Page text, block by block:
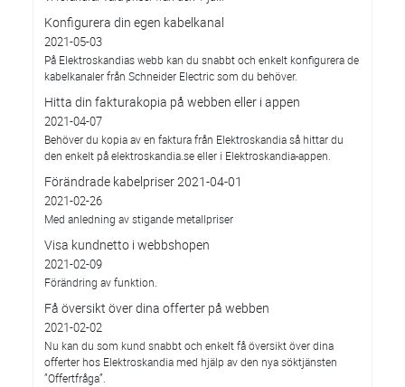
Konfigurera din egen kabelkanal
2021-05-03
På Elektroskandias webb kan du snabbt och enkelt konfigurera de
kabelkanaler från Schneider Electric som du behöver.
Hitta din fakturakopia på webben eller i appen
2021-04-07
Behöver du kopia av en faktura från Elektroskandia så hittar du
den enkelt på elektroskandia.se eller i Elektro­skandia-appen.
Förändrade kabelpriser 2021-04-01
2021-02-26
Med anledning av stigande metallpriser
Visa kundnetto i webbshopen
2021-02-09
Förändring av funktion.
Få översikt över dina offerter på webben
2021-02-02
Nu kan du som kund snabbt och enkelt få översikt över dina
offerter hos Elektroskandia med hjälp av den nya söktjänsten
”Offertfråga”.